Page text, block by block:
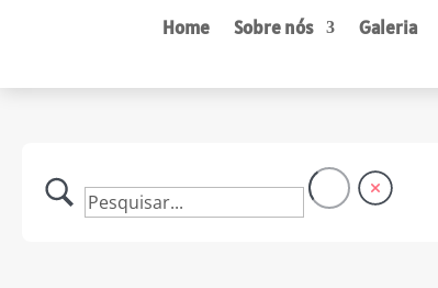
Home Sobre nós Galeria